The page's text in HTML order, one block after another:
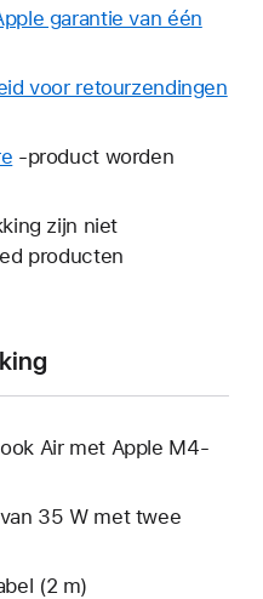
garantie van één
voor retourzendingen
Hierdoor
er
een
-product worden
zijn niet
producten
Air met Apple M4-
35 W met twee
(2 m)